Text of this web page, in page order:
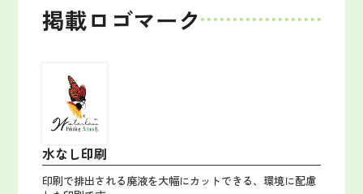
掲載ロゴマーク
水なし印刷
印刷で排出される廃液を大幅にカットできる、環境に配慮